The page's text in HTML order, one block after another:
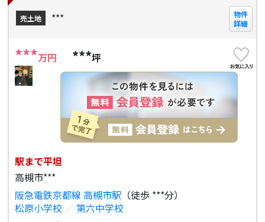
売土地 ***
物件
詳細
***万円 ***坪
駅まで平坦
高槻市***
阪急電鉄京都線 高槻市駅 （徒歩 ***分）
松原小学校 ／ 第六中学校